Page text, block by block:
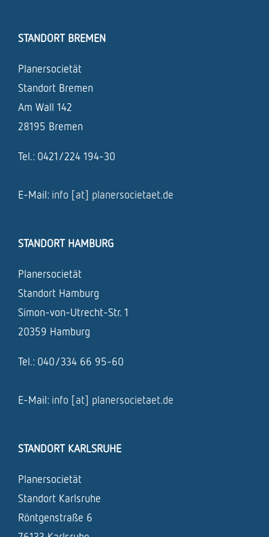
STANDORT BREMEN
Planersocietät
Standort Bremen
Am Wall 142
28195 Bremen
Tel.: 0421/224 194-30
E-Mail: info [at] planersocietaet.de
STANDORT HAMBURG
Planersocietät
Standort Hamburg
Simon-von-Utrecht-Str. 1
20359 Hamburg
Tel.: 040/334 66 95-60
E-Mail: info [at] planersocietaet.de
STANDORT KARLSRUHE
Planersocietät
Standort Karlsruhe
Röntgenstraße 6